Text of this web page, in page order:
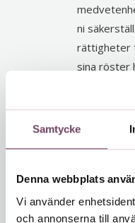
Samtycke
Denna webbplats
Vi använder
och annonserna till
ni
rättigheter
sina röster
Inrätta
det finns
placerade
viktiga